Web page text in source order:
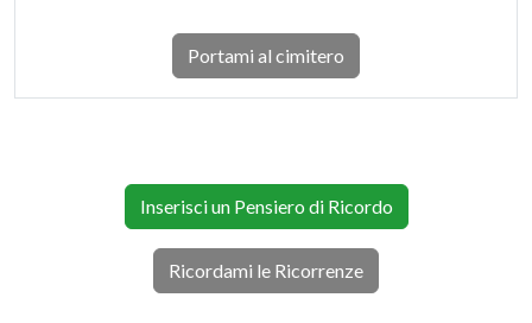
Portami al cimitero
Inserisci un Pensiero di Ricordo
Ricordami le Ricorrenze